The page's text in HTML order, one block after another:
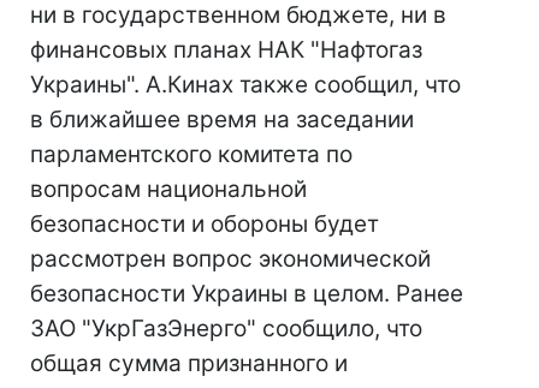
ни в государственном бюджете, ни в
финансовых планах НАК "Нафтогаз
Украины". А.Кинах также сообщил, что
в ближайшее время на заседании
парламентского комитета по
вопросам национальной
безопасности и обороны будет
рассмотрен вопрос экономической
безопасности Украины в целом. Ранее
ЗАО "УкрГазЭнерго" сообщило, что
общая сумма признанного и